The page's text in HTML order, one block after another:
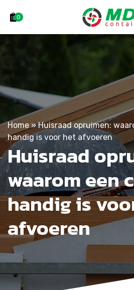
links
Skip
0
Home»Huisraad opruimen:
handig is voor het afvoeren
Huisraad
waarom een
handig is
afvoeren